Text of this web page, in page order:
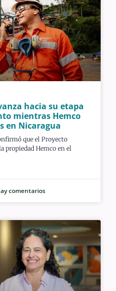
hacia su etapa
mientras Hemco
en Nicaragua
que el Proyecto
propiedad Hemco en el
comentarios